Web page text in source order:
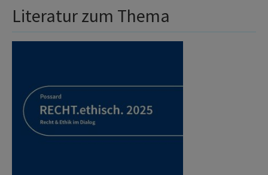
Literatur zum Thema